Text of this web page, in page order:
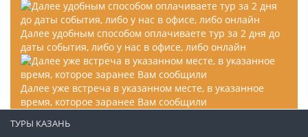
Далее удобным способом оплачиваете тур за 2 дня до
даты события, либо у нас в офисе, либо онлайн
Далее уже встреча в указанном месте, в указанное
время, которое заранее Вам сообщили
ТУРЫ КАЗАНЬ